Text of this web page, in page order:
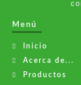
Menú
Inicio
Acerca de...
Productos